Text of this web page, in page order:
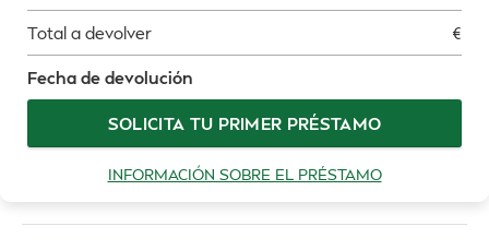
Total a devolver €
Fecha de devolución
SOLICITA TU PRIMER PRÉSTAMO
INFORMACIÓN SOBRE EL PRÉSTAMO